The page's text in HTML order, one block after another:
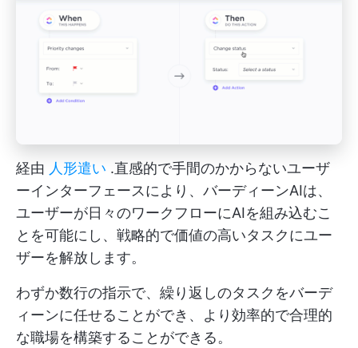
経由 人形遣い .直感的で手間のかからないユーザ
ーインターフェースにより、バーディーンAIは、
ユーザーが日々のワークフローにAIを組み込むこ
とを可能にし、戦略的で価値の高いタスクにユー
ザーを解放します。
わずか数行の指示で、繰り返しのタスクをバーデ
ィーンに任せることができ、より効率的で合理的
な職場を構築することができる。